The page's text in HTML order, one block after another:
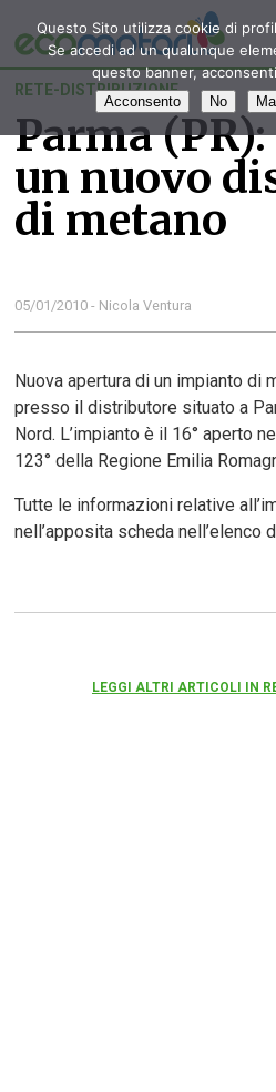
RETE-DISTRIBUZIONE
Parma
un nuovo
di metano
05/01/2010 - Nicola Ventura
Nuova apertura di un impianto di
presso il distributore situato a
Nord. L’impianto è il 16° aperto
123° della Regione Emilia
Tutte le informazioni relative
nell’apposita scheda nell’elenco
LEGGI ALTRI ARTICOLI IN
Questo Sito utilizza cookie di
Se accedi ad un qualunque
questo banner,
Acconsento No